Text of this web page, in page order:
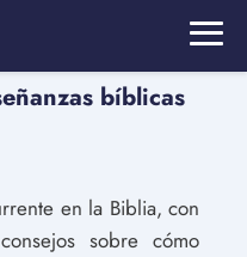
bíblicas
en la Biblia, con
sobre cómo